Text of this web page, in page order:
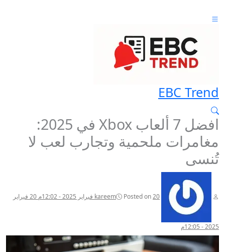
EBC Trend
افضل 7 ألعاب Xbox في 2025:
مغامرات ملحمية وتجارب لعب لا
تُنسى
kareem Posted on20 فبراير 2025 - 12:02م 20 فبراير
2025 - 12:05م